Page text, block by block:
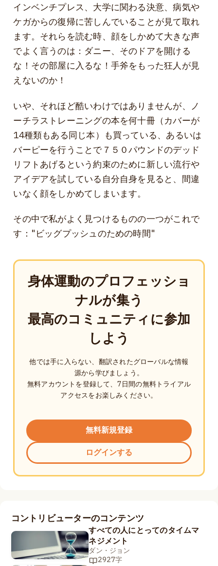
インベンチプレス、大学に関わる決意、病気や
ケガからの復帰に苦しんでいることが見て取れ
ます。それらを読む時、顔をしかめて大きな声
でよく言うのは：ダニー、そのドアを開ける
な！その部屋に入るな！手斧をもった狂人が見
えないのか！
いや、それほど酷いわけではありませんが、ノ
ーチラストレーニングの本を何十冊（カバーが
14種類もある同じ本）も買っている、あるいは
バーピーを行うことで７５０パウンドのデッド
リフトあげるという約束のために新しい流行や
アイデアを試している自分自身を見ると、間違
いなく顔をしかめてしまいます。
その中で私がよく見つけるものの一つがこれで
す："ビッグプッシュのための時間"
身体運動のプロフェッショ
ナルが集う
最高のコミュニティに参加
しよう
他では手に入らない、翻訳されたグローバルな情報
源から学びましょう。
無料アカウントを登録して、7日間の無料トライアル
アクセスをお楽しみください。
無料新規登録
ログインする
コントリビューターのコンテンツ
すべての人にとってのタイムマ
ネジメント
ダン・ジョン
2927字